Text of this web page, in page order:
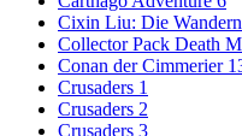
Cixin Liu: Die
Collector Pack Death
Conan der Cimmerier
Crusaders 1
Crusaders 2
Crusaders 3